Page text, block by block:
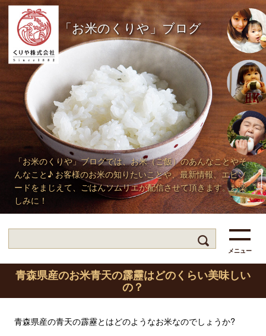
「お米のくりや」ブログ
「お米のくりや」ブログでは、お米（ご飯）のあんなことやそ
んなこと♪ お客様のお米の知りたいことや、最新情報、エピソ
ードをまじえて、ごはんソムリエが配信させて頂きます。お楽
しみに！
メニュー
青森県産のお米青天の霹靂はどのくらい美味しい
の？
青森県産の青天の霹靂とはどのようなお米なのでしょうか?